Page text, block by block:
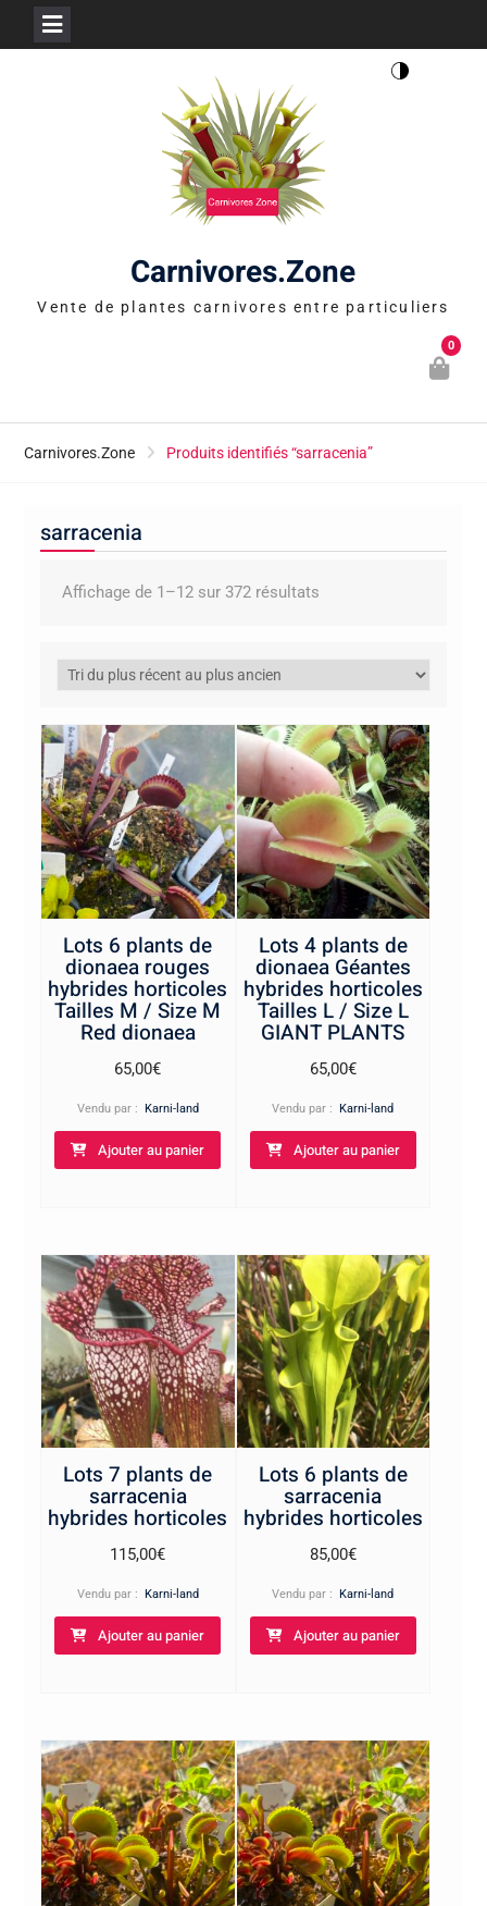
Carnivores.Zone
Vente de plantes carnivores entre particuliers
0
Carnivores.Zone Produits identifiés “sarracenia”
sarracenia
Affichage de 1–12 sur 372 résultatsTrié
récent
ancien
Lots 6 plants de
dionaea rouges
hybrides horticoles
Tailles M / Size M
Red dionaea
65,00€
Vendu par : Karni-land
Ajouter au panier
Lots 4 plants de
dionaea Géantes
hybrides horticoles
Tailles L / Size L
GIANT PLANTS
65,00€
Vendu par :Karni-land
Ajouter au panier
Lots 7 plants de
sarracenia
hybrides horticoles
115,00€
Vendu par : Karni-land
Ajouter au panier
Lots 6 plants de
sarracenia
hybrides horticoles
85,00€
Vendu par : Karni-land
Ajouter au panier